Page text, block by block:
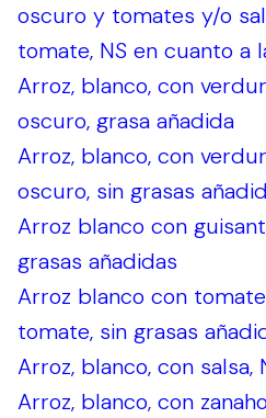
oscuro y tomates y/o
tomate, NS en cuanto a
Arroz, blanco, con
oscuro, grasa añadida
Arroz, blanco, con
oscuro, sin grasas
Arroz blanco con
grasas añadidas
Arroz blanco con
tomate, sin grasas
Arroz, blanco, con salsa,
Arroz, blanco, con